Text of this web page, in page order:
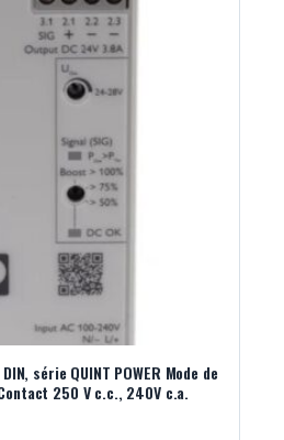
série QUINT POWER Mode de
250 V c.c., 240V c.a.